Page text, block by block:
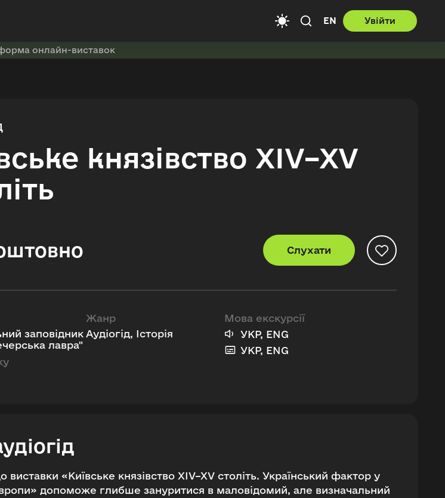
EN Увійти
онлайн-виставок
князівство XIV–XV
Слухати
заповідник
лавра"
Жанр
Аудіогід, Історія
Мова екскурсії
УКР, ENG
УКР, ENG
виставки «Київське князівство XIV–XV століть. Український фактор у
допоможе глибше зануритися в маловідомий, але визначальний